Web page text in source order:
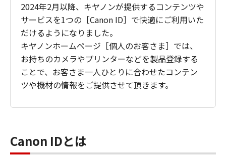
2024年2月以降、キヤノンが提供するコンテンツや
サービスを1つの［Canon ID］で快適にご利用いた
だけるようになりました。
キヤノンホームページ［個人のお客さま］では、
お持ちのカメラやプリンターなどを製品登録する
ことで、お客さま一人ひとりに合わせたコンテン
ツや機材の情報をご提供させて頂きます。
Canon IDとは